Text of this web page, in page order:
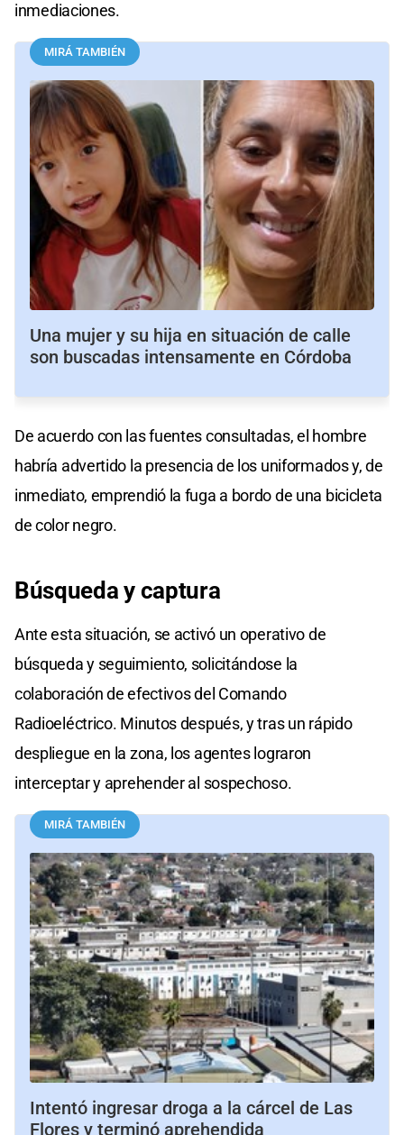
inmediaciones.
MIRÁ TAMBIÉN
Una mujer y su hija en situación de calle
son buscadas intensamente en Córdoba
De acuerdo con las fuentes consultadas, el hombre
habría advertido la presencia de los uniformados y, de
inmediato, emprendió la fuga a bordo de una bicicleta
de color negro.
Búsqueda y captura
Ante esta situación, se activó un operativo de
búsqueda y seguimiento, solicitándose la
colaboración de efectivos del Comando
Radioeléctrico. Minutos después, y tras un rápido
despliegue en la zona, los agentes lograron
interceptar y aprehender al sospechoso.
MIRÁ TAMBIÉN
Intentó ingresar droga a la cárcel de Las
Flores y terminó aprehendida